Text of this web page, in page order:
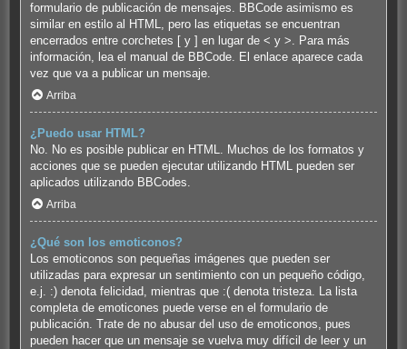
formulario de publicación de mensajes. BBCode asimismo es
similar en estilo al HTML, pero las etiquetas se encuentran
encerrados entre corchetes [ y ] en lugar de < y >. Para más
información, lea el manual de BBCode. El enlace aparece cada
vez que va a publicar un mensaje.
Arriba
¿Puedo usar HTML?
No. No es posible publicar en HTML. Muchos de los formatos y
acciones que se pueden ejecutar utilizando HTML pueden ser
aplicados utilizando BBCodes.
Arriba
¿Qué son los emoticonos?
Los emoticonos son pequeñas imágenes que pueden ser
utilizadas para expresar un sentimiento con un pequeño código,
e.j. :) denota felicidad, mientras que :( denota tristeza. La lista
completa de emoticones puede verse en el formulario de
publicación. Trate de no abusar del uso de emoticonos, pues
pueden hacer que un mensaje se vuelva muy difícil de leer y un